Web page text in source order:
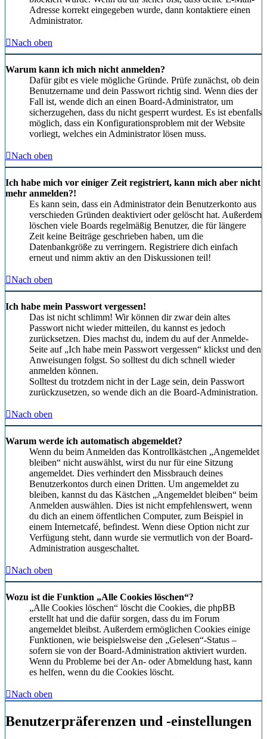
Adresse korrekt eingegeben wurde, dann kontaktiere einen
Administrator.
Nach oben
Warum kann ich mich nicht anmelden?
Dafür gibt es viele mögliche Gründe. Prüfe zunächst, ob dein
Benutzername und dein Passwort richtig sind. Wenn dies der
Fall ist, wende dich an einen Board-Administrator, um
sicherzugehen, dass du nicht gesperrt wurdest. Es ist ebenfalls
möglich, dass ein Konfigurationsproblem mit der Website
vorliegt, welches ein Administrator lösen muss.
Nach oben
Ich habe mich vor einiger Zeit registriert, kann mich aber nicht
mehr anmelden?!
Es kann sein, dass ein Administrator dein Benutzerkonto aus
verschieden Gründen deaktiviert oder gelöscht hat. Außerdem
löschen viele Boards regelmäßig Benutzer, die für längere
Zeit keine Beiträge geschrieben haben, um die
Datenbankgröße zu verringern. Registriere dich einfach
erneut und nimm aktiv an den Diskussionen teil!
Nach oben
Ich habe mein Passwort vergessen!
Das ist nicht schlimm! Wir können dir zwar dein altes
Passwort nicht wieder mitteilen, du kannst es jedoch
zurücksetzen. Dies machst du, indem du auf der Anmelde-
Seite auf „Ich habe mein Passwort vergessen“ klickst und den
Anweisungen folgst. So solltest du dich schnell wieder
anmelden können.
Solltest du trotzdem nicht in der Lage sein, dein Passwort
zurückzusetzen, so wende dich an die Board-Administration.
Nach oben
Warum werde ich automatisch abgemeldet?
Wenn du beim Anmelden das Kontrollkästchen „Angemeldet
bleiben“ nicht auswählst, wirst du nur für eine Sitzung
angemeldet. Dies verhindert den Missbrauch deines
Benutzerkontos durch einen Dritten. Um angemeldet zu
bleiben, kannst du das Kästchen „Angemeldet bleiben“ beim
Anmelden auswählen. Dies ist nicht empfehlenswert, wenn
du dich an einem öffentlichen Computer, zum Beispiel in
einem Internetcafé, befindest. Wenn diese Option nicht zur
Verfügung steht, dann wurde sie vermutlich von der Board-
Administration ausgeschaltet.
Nach oben
Wozu ist die Funktion „Alle Cookies löschen“?
„Alle Cookies löschen“ löscht die Cookies, die phpBB
erstellt hat und die dafür sorgen, dass du im Forum
angemeldet bleibst. Außerdem ermöglichen Cookies einige
Funktionen, wie beispielsweise den „Gelesen“-Status –
sofern sie von der Board-Administration aktiviert wurden.
Wenn du Probleme bei der An- oder Abmeldung hast, kann
es helfen, wenn du die Cookies löscht.
Nach oben
Benutzerpräferenzen und -einstellungen